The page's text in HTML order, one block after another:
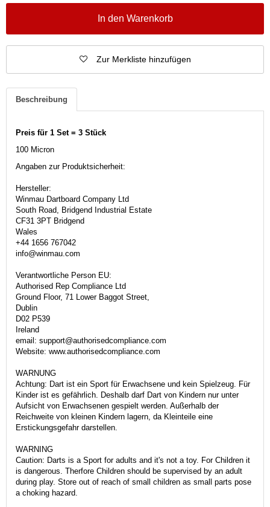
In den Warenkorb
Zur Merkliste hinzufügen
Beschreibung
Preis für 1 Set = 3 Stück
100 Micron
Angaben zur Produktsicherheit:
Hersteller:
Winmau Dartboard Company Ltd
South Road, Bridgend Industrial Estate
CF31 3PT Bridgend
Wales
+44 1656 767042
info@winmau.com
Verantwortliche Person EU:
Authorised Rep Compliance Ltd
Ground Floor, 71 Lower Baggot Street,
Dublin
D02 P539
Ireland
email: support@authorisedcompliance.com
Website: www.authorisedcompliance.com
WARNUNG
Achtung: Dart ist ein Sport für Erwachsene und kein Spielzeug. Für
Kinder ist es gefährlich. Deshalb darf Dart von Kindern nur unter
Aufsicht von Erwachsenen gespielt werden. Außerhalb der
Reichweite von kleinen Kindern lagern, da Kleinteile eine
Erstickungsgefahr darstellen.
WARNING
Caution: Darts is a Sport for adults and it's not a toy. For Children it
is dangerous. Therfore Children should be supervised by an adult
during play. Store out of reach of small children as small parts pose
a choking hazard.